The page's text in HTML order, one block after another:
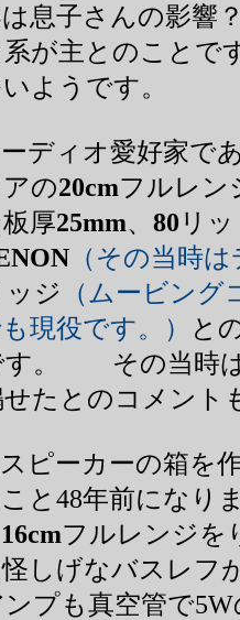
息子さんの影響
が主とのことで
ようです。
ディオ愛好家で
の20cmフルレン
厚25mm、 80 リ
（その当時
ジ
（ムービン
現役です。）
と
。 その当時は
たとのコメント
ピーカーの箱を
と48年前になり
16cmフルレンジを
しげなバスレフ
プも真空管で